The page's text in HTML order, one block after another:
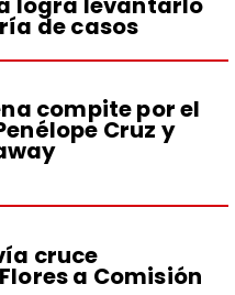
de casos
compite por el
Cruz y
cruce
a Comisión